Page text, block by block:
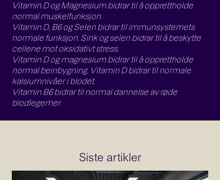
Vitamin D og Magnesium bidrar til å opprettholde
normal muskelfunksjon.
Vitamin D, B6 og Selen bidrar til immunsystemets
normale funksjon. Sink og selen bidrar til å beskytte
cellene mot oksidativt stress.
Vitamin D og magnesium bidrar til å opprettholde
normal beinbygning. Vitamin D bidrar til normale
kalsiumnivåer i blodet.
Vitamin B6 bidrar til normal dannelse av røde
blodlegemer.
Siste artikler